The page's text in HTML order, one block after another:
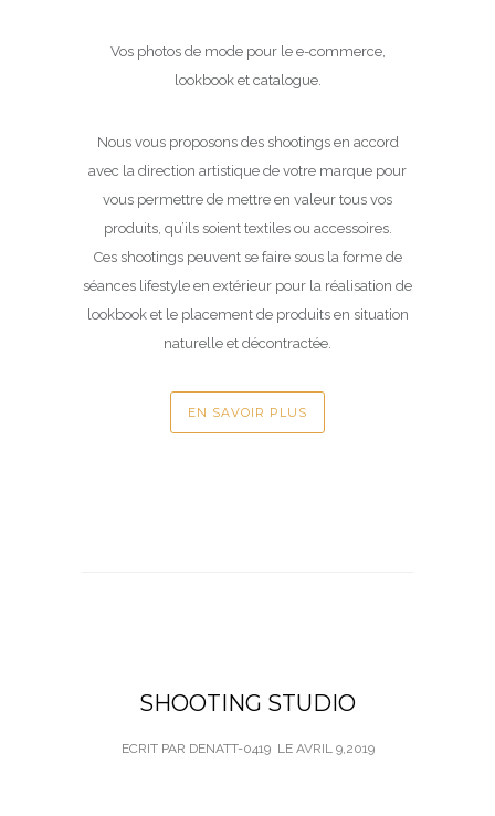
Vos photos de mode pour le e-commerce,
lookbook et catalogue.
Nous vous proposons des shootings en accord
avec la direction artistique de votre marque pour
vous permettre de mettre en valeur tous vos
produits, qu’ils soient textiles ou accessoires.
Ces shootings peuvent se faire sous la forme de
séances lifestyle en extérieur pour la réalisation de
lookbook et le placement de produits en situation
naturelle et décontractée.
EN SAVOIR PLUS
SHOOTING STUDIO
ECRIT PAR DENATT-0419 LE AVRIL 9,2019